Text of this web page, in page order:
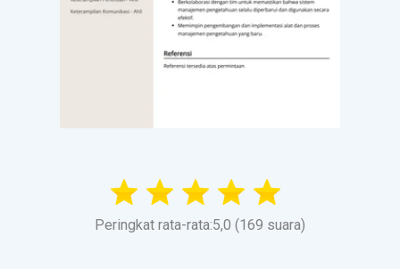
Peringkat rata-rata:5,0 (169 suara)